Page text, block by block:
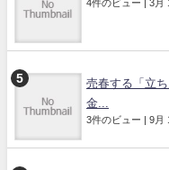
4件のビュー | 3月
売春する「立
金...
3件のビュー | 9月